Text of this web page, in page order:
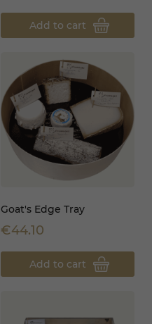
Add to cart
Goat's Edge Tray
€44.10
Add to cart